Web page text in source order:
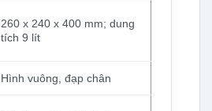
260 x 240 x 400 mm; dung
tích 9 lít
Hình vuông, đạp chân